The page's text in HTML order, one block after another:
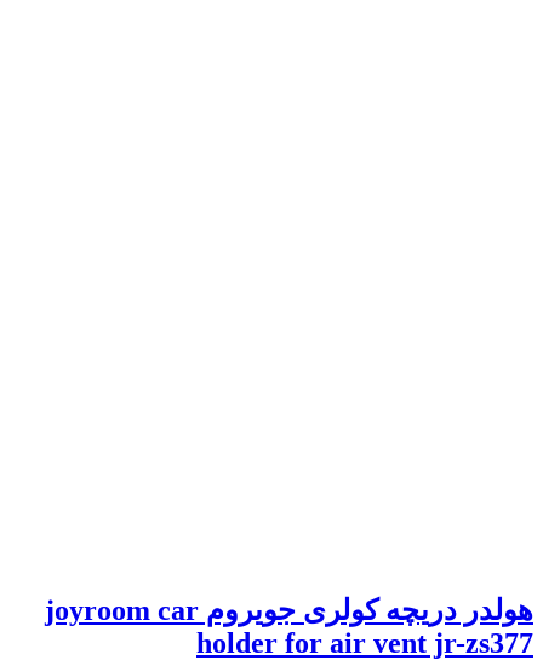
هولدر دریچه کولری جویروم joyroom car
holder for air vent jr-zs377